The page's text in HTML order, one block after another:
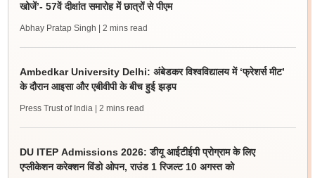
खोजें’- 57वें दीक्षांत समारोह में छात्रों से पीएम
Abhay Pratap Singh | 2 mins read
Ambedkar University Delhi: अंबेडकर विश्वविद्यालय में ‘फ्रेशर्स मीट’
के दौरान आइसा और एबीवीपी के बीच हुई झड़प
Press Trust of India | 2 mins read
DU ITEP Admissions 2026: डीयू आईटीईपी प्रोग्राम के लिए
एप्लीकेशन करेक्शन विंडो ओपन, राउंड 1 रिजल्ट 10 अगस्त को